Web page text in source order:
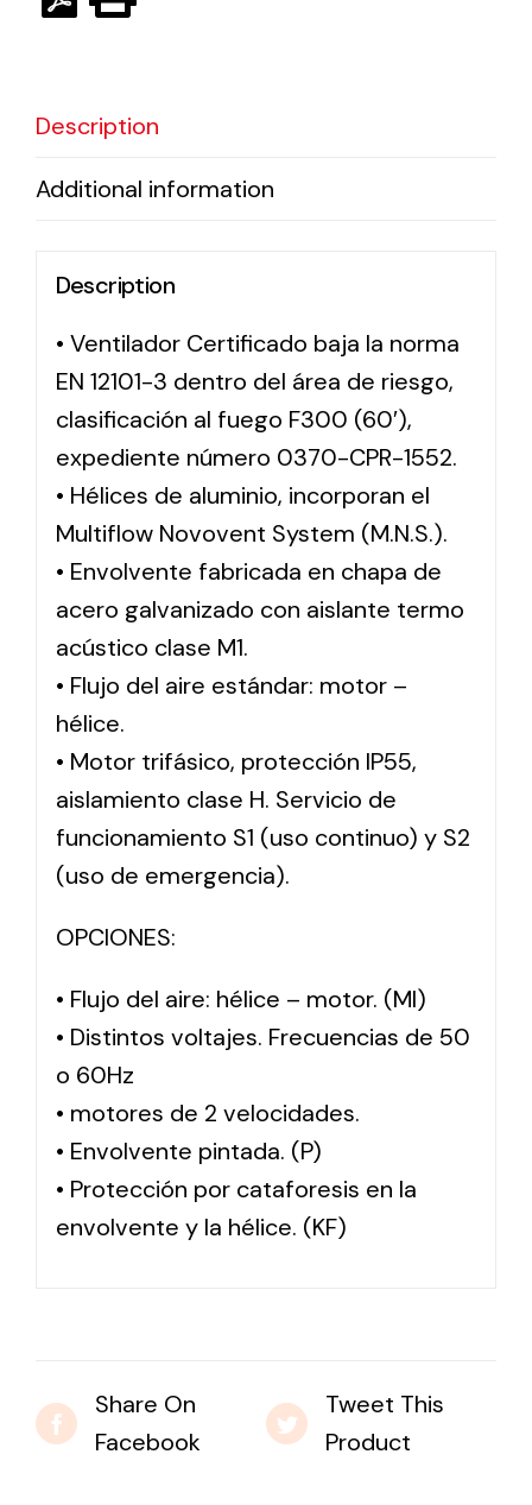
Variety of solar solutions for all kinds of needs.
Description
Additional information
Description
• Ventilador Certificado baja la norma
EN 12101-3 dentro del área de riesgo,
clasificación al fuego F300 (60′),
expediente número 0370-CPR-1552.
• Hélices de aluminio, incorporan el
Multiflow Novovent System (M.N.S.).
• Envolvente fabricada en chapa de
acero galvanizado con aislante termo
acústico clase M1.
• Flujo del aire estándar: motor –
hélice.
• Motor trifásico, protección IP55,
aislamiento clase H. Servicio de
funcionamiento S1 (uso continuo) y S2
(uso de emergencia).
OPCIONES:
• Flujo del aire: hélice – motor. (MI)
• Distintos voltajes. Frecuencias de 50
o 60Hz
• motores de 2 velocidades.
• Envolvente pintada. (P)
• Protección por cataforesis en la
envolvente y la hélice. (KF)
Share On
Facebook
Tweet This
Product